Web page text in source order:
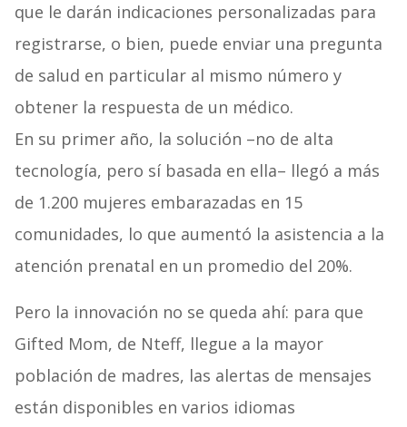
que le darán indicaciones personalizadas para
registrarse, o bien, puede enviar una pregunta
de salud en particular al mismo número y
obtener la respuesta de un médico.
En su primer año, la solución –no de alta
tecnología, pero sí basada en ella– llegó a más
de 1.200 mujeres embarazadas en 15
comunidades, lo que aumentó la asistencia a la
atención prenatal en un promedio del 20%.
Pero la innovación no se queda ahí: para que
Gifted Mom, de Nteff, llegue a la mayor
población de madres, las alertas de mensajes
están disponibles en varios idiomas